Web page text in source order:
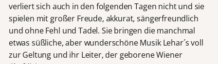
verliert sich auch in den folgenden Tagen nicht und sie
spielen mit großer Freude, akkurat, sängerfreundlich
und ohne Fehl und Tadel. Sie bringen die manchmal
etwas süßliche, aber wunderschöne Musik Lehar´s voll
zur Geltung und ihr Leiter, der geborene Wiener